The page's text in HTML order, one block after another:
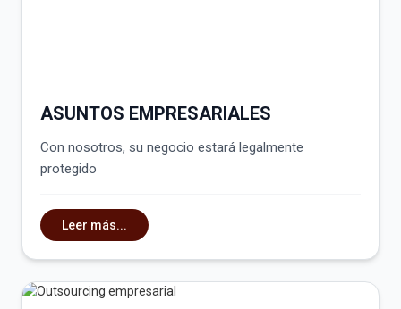
ASUNTOS EMPRESARIALES
Con nosotros, su negocio estará legalmente
protegido
Leer más...